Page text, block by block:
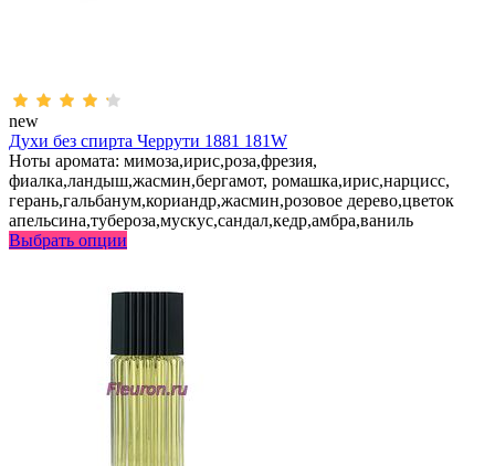
new
Духи без спирта Черрути 1881 181W
Ноты аромата: мимоза,ирис,роза,фрезия,
фиалка,ландыш,жасмин,бергамот, ромашка,ирис,нарцисс,
герань,гальбанум,кориандр,жасмин,розовое дерево,цветок
апельсина,тубероза,мускус,сандал,кедр,амбра,ваниль
Выбрать опции